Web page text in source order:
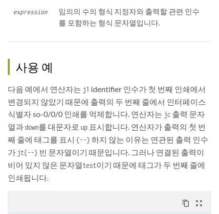
expression
임의의 수의 형식 지정자와 출력할 관련 인수
를 포함하는 형식 문자열입니다.
사용 예
다음 예에서 연산자는 j1 identifier 인수가 첫 번째 인쇄에서
변경되지 않았기 때문에 출력의 두 번째 줄에서 인터페이스
식별자 so-0/0/0 인쇄를 억제합니다. 연산자는 jc 출력 문자
열과down를 대문자로 up 표시합니다. 연산자가 출력의 첫 번
째 줄에 태그를 표시 {--} 하지 않는 이유는 연관된 출력 인수
가 jt{--} 빈 문자열이기 때문입니다. 그러나 연결된 출력이
비어 있지 않은 문자열test이기 때문에 태그가 두 번째 줄에
인쇄됩니다.
content_copy zoom_out_map